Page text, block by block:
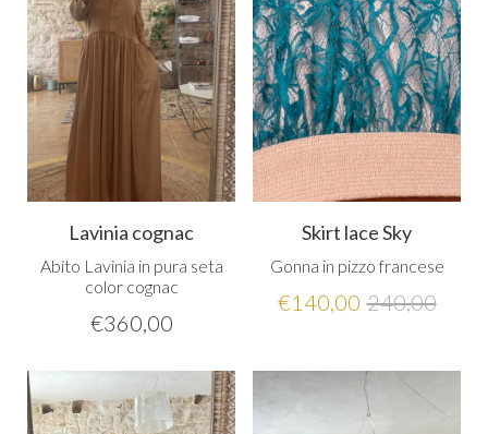
Lavinia cognac
Abito Lavinia in pura seta
color cognac
€360,00
Skirt lace Sky
Gonna in pizzo francese
€140,00 240,00